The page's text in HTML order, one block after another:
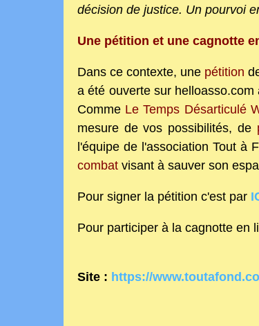
décision de justice. Un pourvoi
Une pétition et une cagnotte
Dans ce contexte, une pétition
a été ouverte sur
Comme Le Temps Désarticulé
mesure de vos possibilités, de
l'équipe de l'association Tout à
combat visant à sauver son
Pour signer la pétition c'est par
Pour participer à la cagnotte en
Site : https://